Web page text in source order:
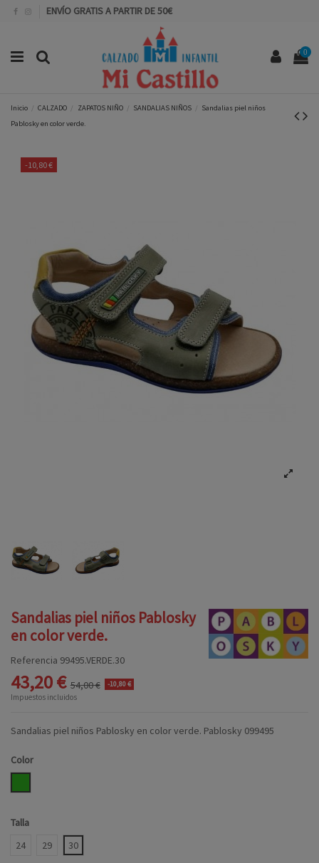
ENVÍO GRATIS A PARTIR DE 50€
0
Inicio CALZADO ZAPATOS NIÑO SANDALIAS NIÑOS
Sandalias piel niños
Pablosky en color verde.
-10,80 €
Sandalias piel niños Pablosky
en color verde.
Referencia 99495.VERDE.30
43,20 € 54,00 € -10,80 €
Impuestos incluidos
Sandalias piel niños Pablosky en color verde. Pablosky 099495
Color
Talla
24
29 30